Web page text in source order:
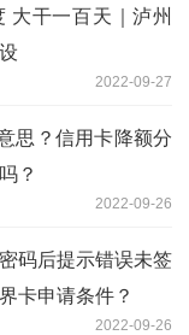
大干一百天｜泸州
2022-09-27
思？信用卡降额分
？
2022-09-26
码后提示错误未签
卡申请条件？
2022-09-26